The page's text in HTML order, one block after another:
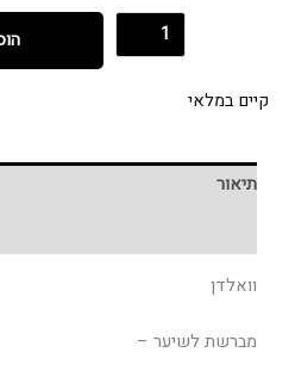
קיים במלאי
תיאור
וואלדן
מברשת לשיער –